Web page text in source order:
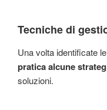
Tecniche di
Una volta identificate
pratica alcune
soluzioni.